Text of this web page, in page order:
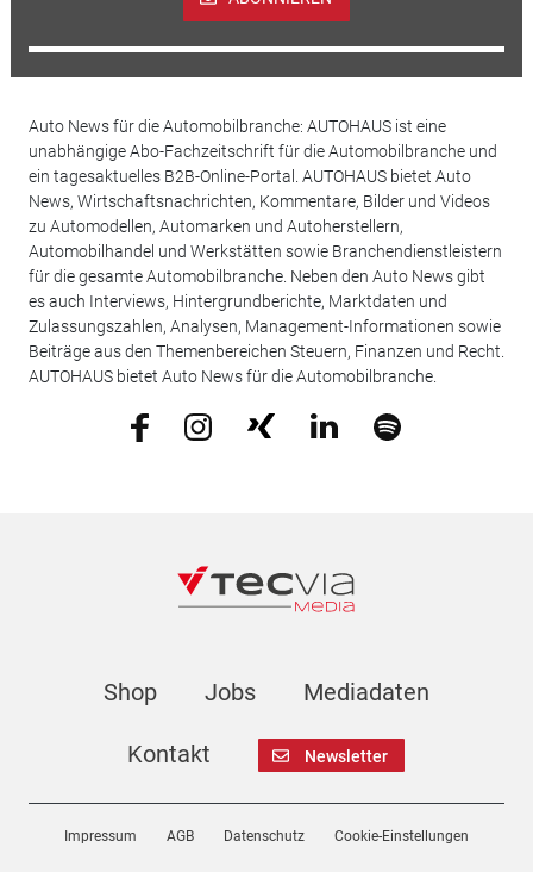
Auto News für die Automobilbranche: AUTOHAUS ist eine
unabhängige Abo-Fachzeitschrift für die Automobilbranche und
ein tagesaktuelles B2B-Online-Portal. AUTOHAUS bietet Auto
News, Wirtschaftsnachrichten, Kommentare, Bilder und Videos
zu Automodellen, Automarken und Autoherstellern,
Automobilhandel und Werkstätten sowie Branchendienstleistern
für die gesamte Automobilbranche. Neben den Auto News gibt
es auch Interviews, Hintergrundberichte, Marktdaten und
Zulassungszahlen, Analysen, Management-Informationen sowie
Beiträge aus den Themenbereichen Steuern, Finanzen und Recht.
AUTOHAUS bietet Auto News für die Automobilbranche.
Shop Jobs Mediadaten
Kontakt Newsletter
Impressum AGB Datenschutz Cookie-Einstellungen